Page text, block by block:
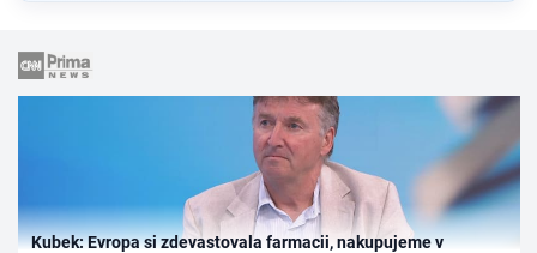
Kubek: Evropa si zdevastovala farmacii, nakupujeme v